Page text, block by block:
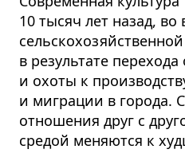
10 тысяч лет назад, во
в результате
и охоты к
и миграции в города.
отношения друг с
средой меняются к